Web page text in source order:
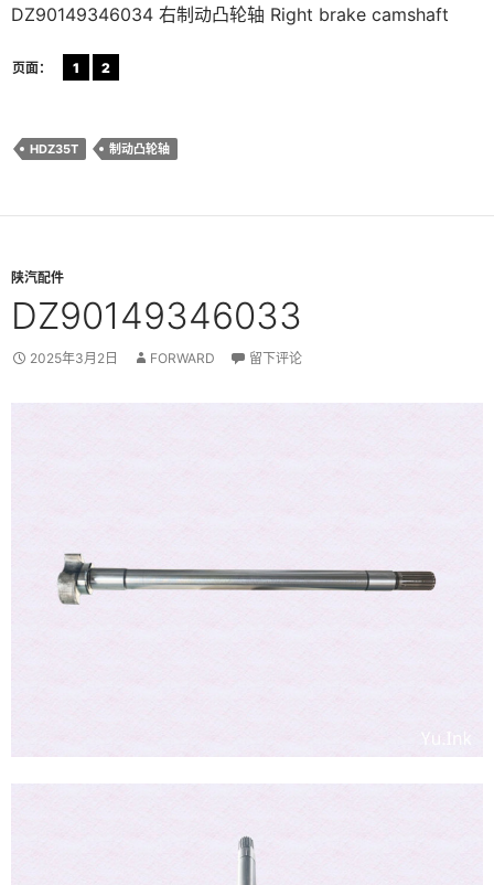
DZ90149346034 右制动凸轮轴 Right brake camshaft
页面： 1 2
HDZ35T 制动凸轮轴
陕汽配件
DZ90149346033
2025年3月2日 FORWARD 留下评论